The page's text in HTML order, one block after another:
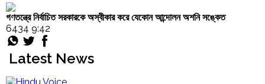
গণতন্ত্রে নির্বাচিত সরকারকে অস্বীকার করে যেকোন আন্দোলন অশনি সঙ্কেত
6434 9:42
Latest News